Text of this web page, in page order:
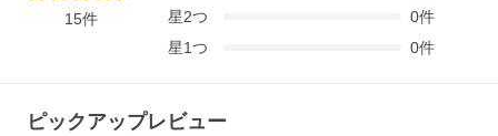
15件
星2つ 0件
星1つ 0件
ピックアップレビュー